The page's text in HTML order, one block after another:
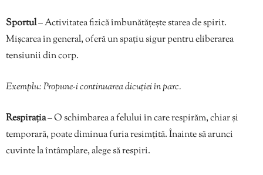
Sportul– Activitatea fizică îmbunătățește starea de spirit.
Mișcarea în general, oferă un spațiu sigur pentru eliberarea
tensiunii din corp.
Exemplu: Propune-i continuarea dicuției în parc.
Respirația– O schimbarea a felului în care respirăm, chiar și
temporară, poate diminua furia resimțită. Înainte să arunci
cuvinte la întâmplare, alege să respiri.